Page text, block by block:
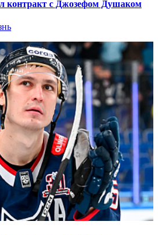
контракт с Джозефом Душаком